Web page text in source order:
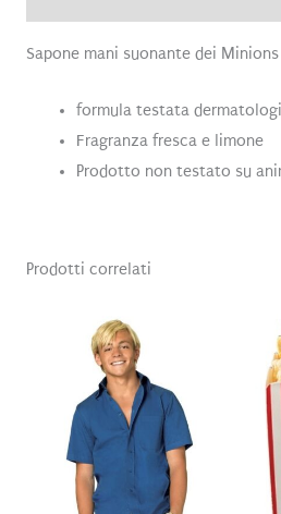
Sapone mani suonante dei Minions
formula testata
Fragranza fresca e limone
Prodotto non testato su
Prodotti correlati